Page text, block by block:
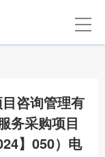
咨询管理有
务采购项目
】050）电